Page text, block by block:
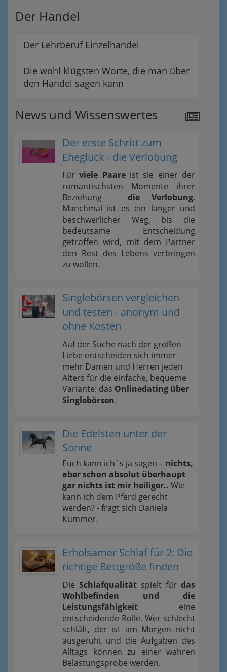
Der Handel
Der Lehrberuf Einzelhandel
Die wohl klügsten Worte, die man über
den Handel sagen kann
News und Wissenswertes
Der erste Schritt zum
Eheglück - die Verlobung
Fürviele Paareist sie einer der
romantischsten Momente ihrer
Beziehung - die Verlobung.
Manchmal ist es ein langer und
beschwerlicher Weg, bis die
bedeutsame Entscheidung
getroffen wird, mit dem Partner
den Rest des Lebens verbringen
zu wollen.
Singlebörsen vergleichen
und testen - anonym und
ohne Kosten
Auf der Suche nach der großen
Liebe entscheiden sich immer
mehr Damen und Herren jeden
Alters für die einfache, bequeme
Variante: das Onlinedating über
Singlebörsen.
Die Edelsten unter der
Sonne
Euch kann ich´s ja sagen – nichts,
aber schon absolut überhaupt
gar nichts ist mir heiliger.. Wie
kann ich dem Pferd gerecht
werden? - fragt sich Daniela
Kummer.
Erholsamer Schlaf für 2: Die
richtige Bettgröße finden
Die Schlafqualität spielt für das
Wohlbefinden und die
Leistungsfähigkeit eine
entscheidende Rolle. Wer schlecht
schläft, der ist am Morgen nicht
ausgeruht und die Aufgaben des
Alltags können zu einer wahren
Belastungsprobe werden.